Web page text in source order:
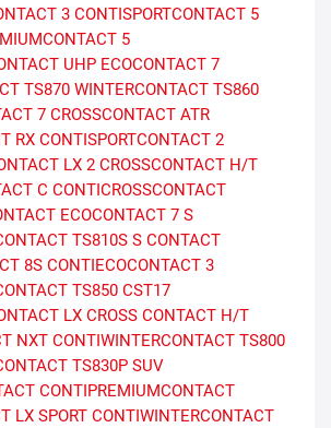
3 CONTISPORTCONTACT 5
5
UHP ECOCONTACT 7
TS870 WINTERCONTACT TS860
7 CROSSCONTACT ATR
RX CONTISPORTCONTACT 2
LX 2 CROSSCONTACT H/T
C CONTICROSSCONTACT
ECOCONTACT 7 S
TS810S S CONTACT
8S CONTIECOCONTACT 3
TS850 CST17
LX CROSS CONTACT H/T
NXT CONTIWINTERCONTACT TS800
TS830P SUV
CONTIPREMIUMCONTACT
LX SPORT CONTIWINTERCONTACT